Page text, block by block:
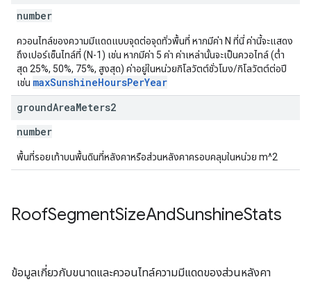
number
ควอนไทล์ของความมีแดดแบบจุดต่อจุดทั่วพื้นที่ หากมีค่า N ที่นี่ ค่านี้จะแสดง
ถึงเปอร์เซ็นไทล์ที่ (N-1) เช่น หากมีค่า 5 ค่า ค่าเหล่านั้นจะเป็นควอไทล์ (ต่ำ
สุด 25%, 50%, 75%, สูงสุด) ค่าอยู่ในหน่วยกิโลวัตต์ชั่วโมง/กิโลวัตต์ต่อปี
เช่น maxSunshineHoursPerYear
groundAreaMeters2
number
พื้นที่รอยเท้าบนพื้นดินที่หลังคาหรือส่วนหลังคาครอบคลุมในหน่วย m^2
RoofSegmentSizeAndSunshineStats
ข้อมูลเกี่ยวกับขนาดและควอนไทล์ความมีแดดของส่วนหลังคา